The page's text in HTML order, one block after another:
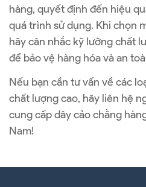
hàng, quyết định đến hiệu
quá trình sử dụng. Khi chọn
hãy cân nhắc kỹ lưỡng chất
để bảo vệ hàng hóa và an
Nếu bạn cần tư vấn về các
chất lượng cao, hãy liên hệ
cung cấp dây cảo chằng
Nam!